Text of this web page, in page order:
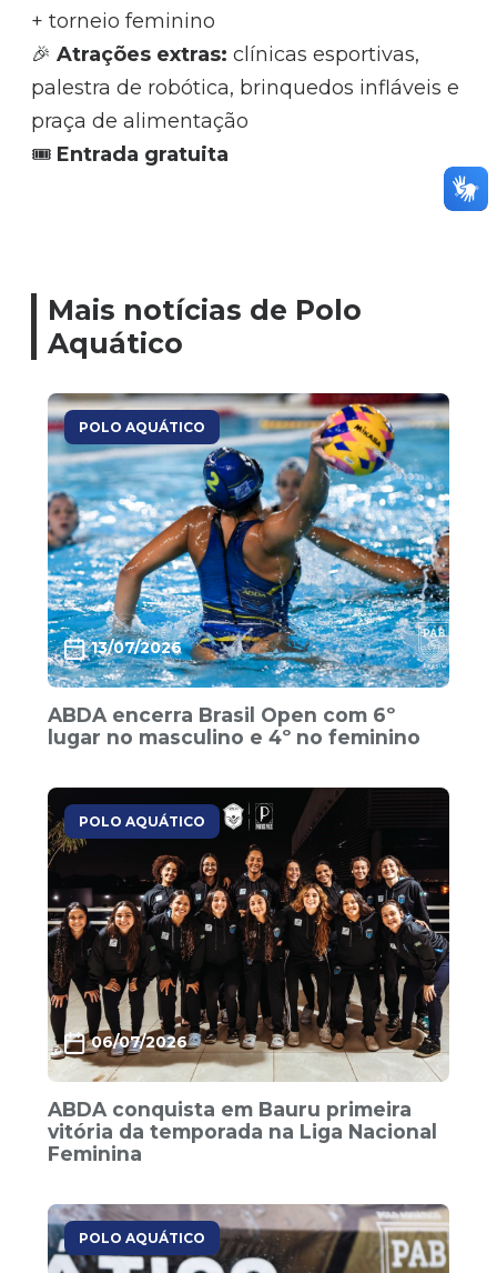
+ torneio feminino
🎉Atrações extras: clínicas esportivas,
palestra de robótica, brinquedos infláveis e
praça de alimentação
🎟️ Entrada gratuita
Mais notícias de Polo
Aquático
POLO AQUÁTICO
13/07/2026
ABDA encerra Brasil Open com 6º
lugar no masculino e 4º no feminino
POLO AQUÁTICO
06/07/2026
ABDA conquista em Bauru primeira
vitória da temporada na Liga Nacional
Feminina
POLO AQUÁTICO